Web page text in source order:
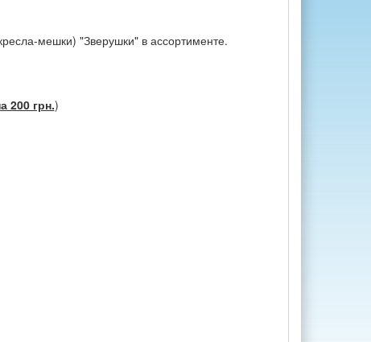
мешки) "Зверушки" в ассортименте.
200 грн.)